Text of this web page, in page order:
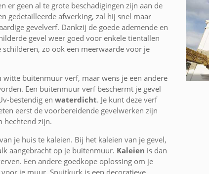
er geen al te grote beschadigingen zijn aan de
gedetailleerde afwerking, zal hij snel maar
gevelverf. Dankzij de goede ademende en
gevel weer goed voor enkele tientallen
zo ook een meerwaarde voor je
buitenmuur verf, maar wens je een andere
Een buitenmuur verf beschermt je gevel
bestendig en waterdicht. Je kunt deze verf
eerst de voorbereidende gevelwerken zijn
hechtend zijn.
je huis te kaleien. Bij het kaleien van je gevel,
aangebracht op je buitenmuur. Kaleien is dan
Een andere goedkope oplossing om je
je muur. Spuitkurk is een decoratieve